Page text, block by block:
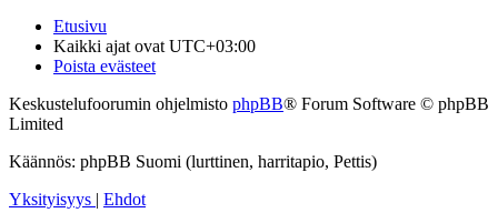
Etusivu
Kaikki ajat ovat UTC+03:00
Poista evästeet
Keskustelufoorumin ohjelmisto phpBB® Forum Software © phpBB
Limited
Käännös: phpBB Suomi (lurttinen, harritapio, Pettis)
Yksityisyys | Ehdot